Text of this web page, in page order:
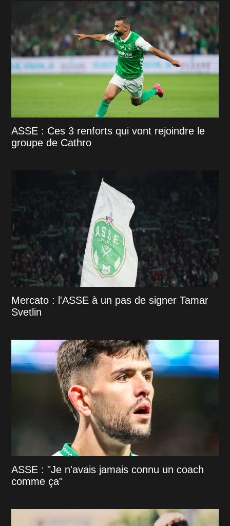
ASSE : Ces 3 renforts qui vont rejoindre le
groupe de Cathro
Mercato : l'ASSE à un pas de signer Tamar
Svetlin
ASSE : "Je n'avais jamais connu un coach
comme ça"